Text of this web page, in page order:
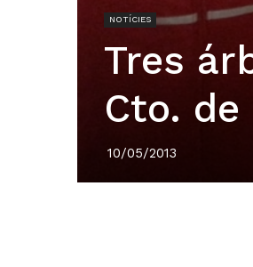
NOTÍCIES
Tres
Cto.
10/05/2013